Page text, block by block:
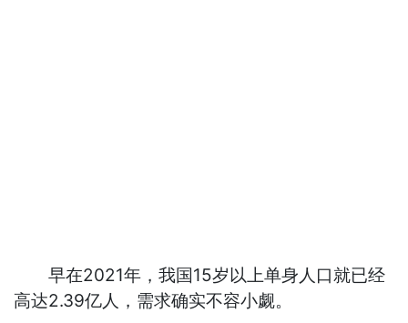
早在2021年，我国15岁以上单身人口就已经
高达2.39亿人，需求确实不容小觑。